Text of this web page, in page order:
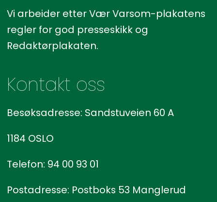
Vi arbeider etter Vær Varsom-plakatens
regler for god presseskikk og
Redaktørplakaten.
Kontakt oss
Besøksadresse: Sandstuveien 60 A
1184 OSLO
Telefon: 94 00 93 01
Postadresse: Postboks 53 Manglerud